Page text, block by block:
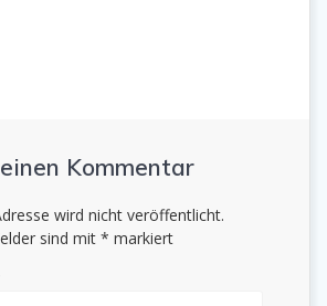
Kommentar
wird nicht veröffentlicht.
sind mit * markiert